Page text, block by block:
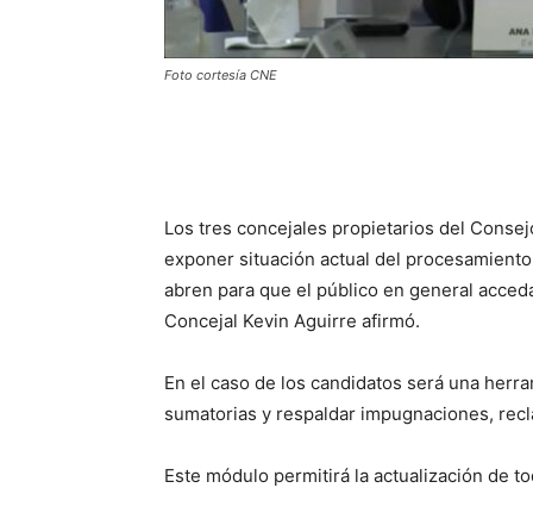
Foto cortesía CNE
Los tres concejales propietarios del
exponer situación actual del
abren para que el público en general
Concejal Kevin Aguirre afirmó.
En el caso de los candidatos será una
sumatorias y respaldar impugnaciones,
Este módulo permitirá la actualización de